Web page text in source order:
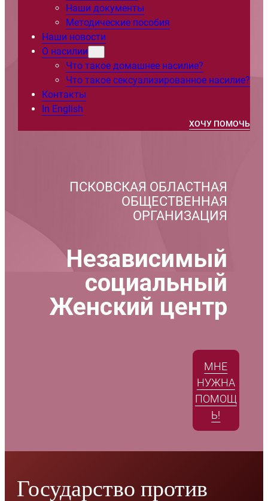
Наши документы
Методические пособия
Наши новости
О насилии
Что такое домашнее насилие?
Что такое сексуализированное насилие?
Контакты
In English
ХОЧУ ПОМОЧЬ
ПСКОВСКАЯ ОБЛАСТНАЯ
ОБЩЕСТВЕННАЯ
ОРГАНИЗАЦИЯ
Независимый
социальный
Женский центр
МНЕ
НУЖНА
ПОМОЩ
Ь!
Государство против